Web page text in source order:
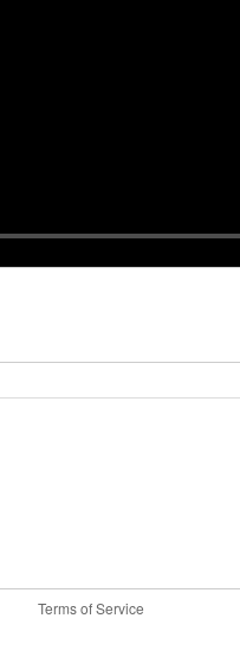
Terms of Service